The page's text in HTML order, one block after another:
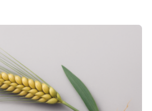
von Forschenden der
Alternativen zur Energiegewinnung
Kulturen ist ein zentrales
der europäischen Klimaziele, bis
zu werden. In Deutschland dominiert
Energiepflanze, doch sein Anbau
Herausforderungen mit sich: